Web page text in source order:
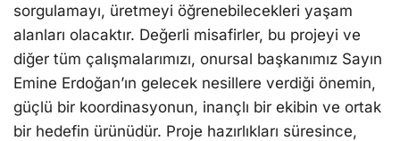
sorgulamayı, üretmeyi öğrenebilecekleri yaşam
alanları olacaktır. Değerli misafirler, bu projeyi ve
diğer tüm çalışmalarımızı, onursal başkanımız Sayın
Emine Erdoğan’ın gelecek nesillere verdiği önemin,
güçlü bir koordinasyonun, inançlı bir ekibin ve ortak
bir hedefin ürünüdür. Proje hazırlıkları süresince,